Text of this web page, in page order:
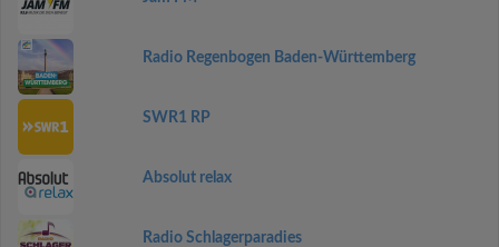
Radio Regenbogen Baden-Württemberg
SWR1 RP
Absolut relax
Radio Schlagerparadies